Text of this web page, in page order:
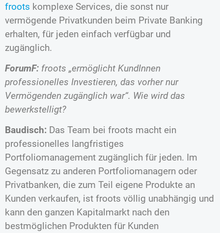
froots komplexe Services, die sonst nur
vermögende Privatkunden beim Private Banking
erhalten, für jeden einfach verfügbar und
zugänglich.
ForumF: froots „ermöglicht KundInnen
professionelles Investieren, das vorher nur
Vermögenden zugänglich war“. Wie wird das
bewerkstelligt?
Baudisch: Das Team bei froots macht ein
professionelles langfristiges
Portfoliomanagement zugänglich für jeden. Im
Gegensatz zu anderen Portfoliomanagern oder
Privatbanken, die zum Teil eigene Produkte an
Kunden verkaufen, ist froots völlig unabhängig und
kann den ganzen Kapitalmarkt nach den
bestmöglichen Produkten für Kunden